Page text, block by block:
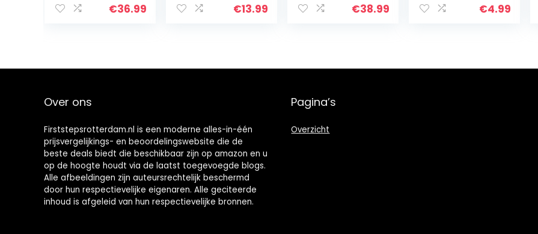
verstelbaar,€36.99
ining Draagbaar
€13.99
toilettrainer +
€38.99
Gebitsreiniging
€4.99
Over ons
Firststepsrotterdam.nl is een moderne alles-in-één
prijsvergelijkings- en beoordelingswebsite die de
beste deals biedt die beschikbaar zijn op amazon en u
op de hoogte houdt via de laatst toegevoegde blogs.
Alle afbeeldingen zijn auteursrechtelijk beschermd
door hun respectievelijke eigenaren. Alle geciteerde
inhoud is afgeleid van hun respectievelijke bronnen.
Pagina’s
Overzicht